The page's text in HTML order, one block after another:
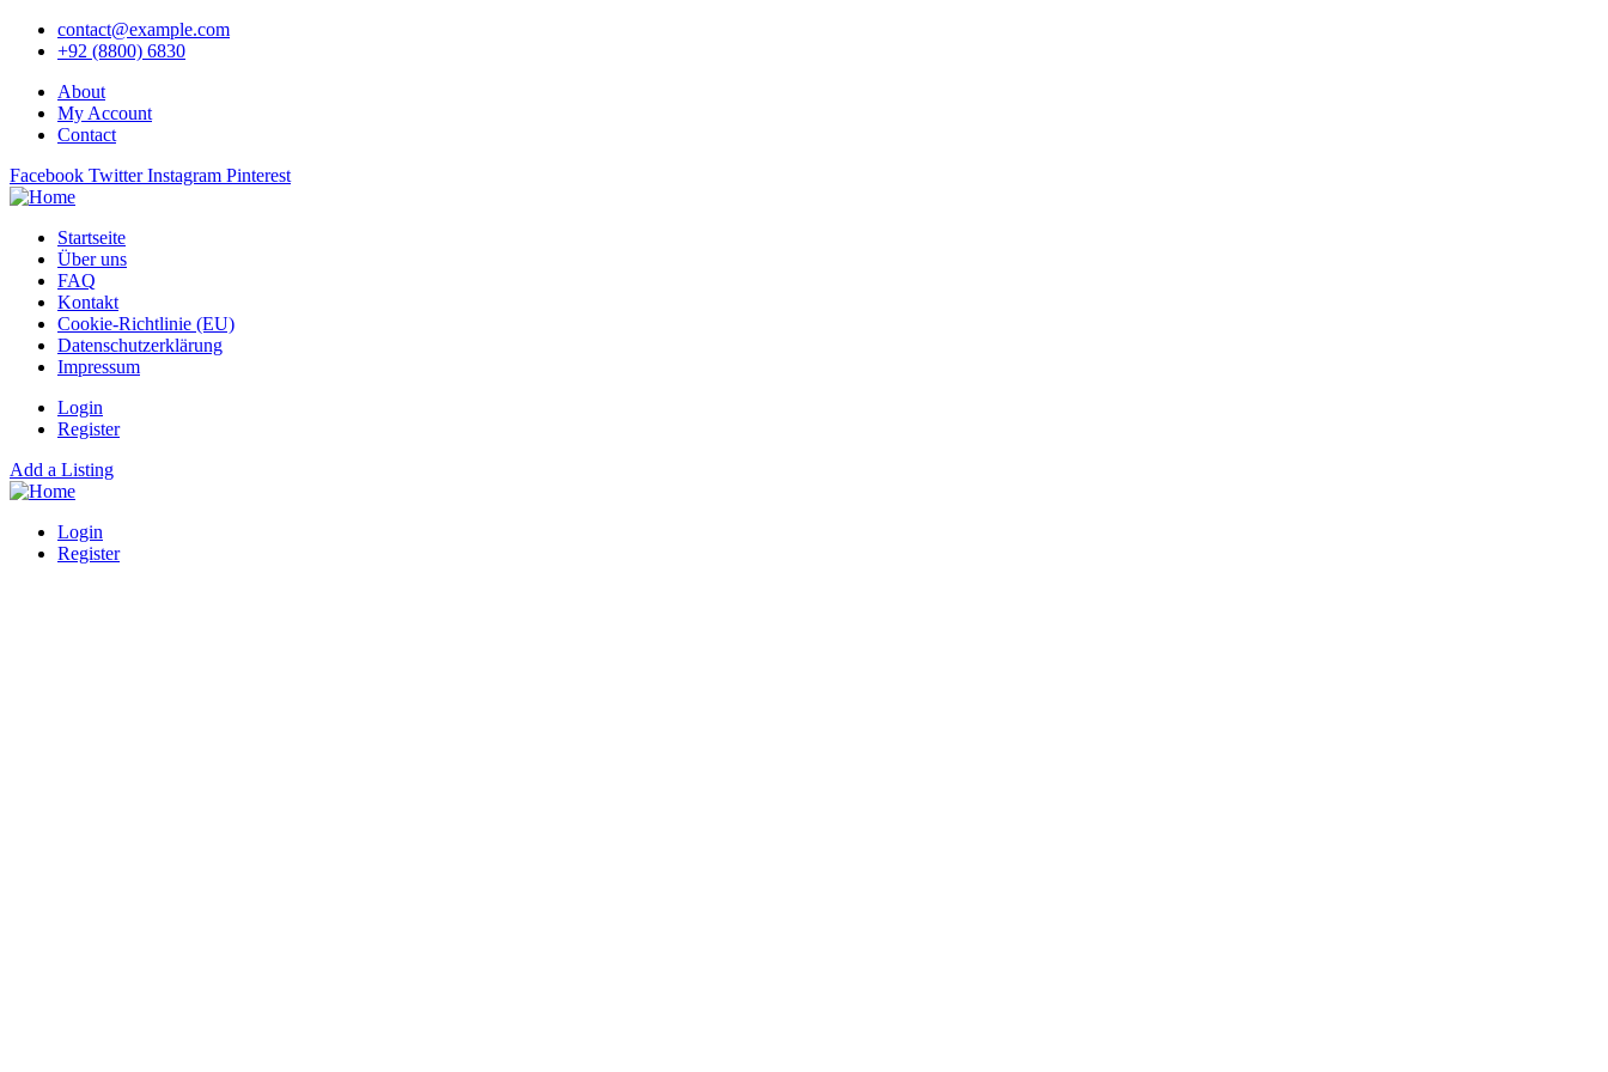
contact@example.com
+92 (8800) 6830
About
My Account
Contact
Facebook Twitter Instagram Pinterest
Startseite
Über uns
FAQ
Kontakt
Cookie-Richtlinie (EU)
Datenschutzerklärung
Impressum
Login
Register
Add a Listing
Login
Register